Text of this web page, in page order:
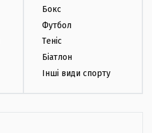
Бокс
Футбол
Теніс
Біатлон
Інші види спорту